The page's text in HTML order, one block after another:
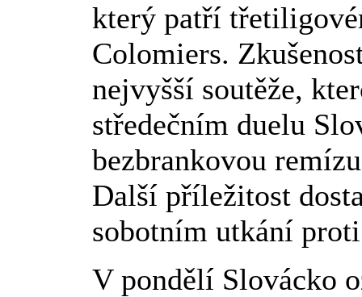
který patří
Colomiers.
nejvyšší soutěže,
středečním duelu
bezbrankovou
Další příležitost
sobotním utkání
V pondělí Slovácko